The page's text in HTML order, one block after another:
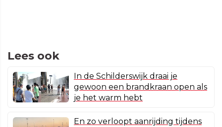
Lees ook
In de Schilderswijk draai je
gewoon een brandkraan open als
je het warm hebt
En zo verloopt aanrijding tijdens